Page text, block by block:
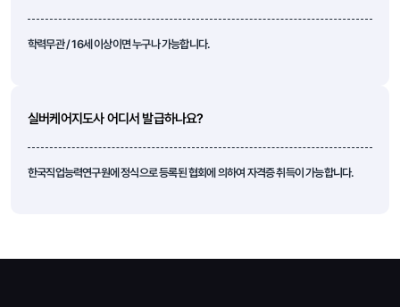
학력무관 / 16세 이상이면 누구나 가능합니다.
실버케어지도사 어디서 발급하나요?
한국직업능력연구원에 정식으로 등록된 협회에 의하여 자격증 취득이 가능합니다.